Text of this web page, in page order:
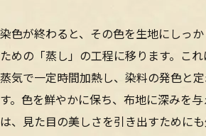
染色が終わると、その色を生地にしっ
ための「蒸し」の工程に移ります。こ
蒸気で一定時間加熱し、染料の発色と
す。色を鮮やかに保ち、布地に深みを
は、見た目の美しさを引き出すためにも